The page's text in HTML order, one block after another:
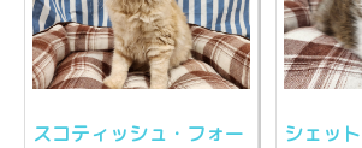
スコティッシュ・フォー
シェッ